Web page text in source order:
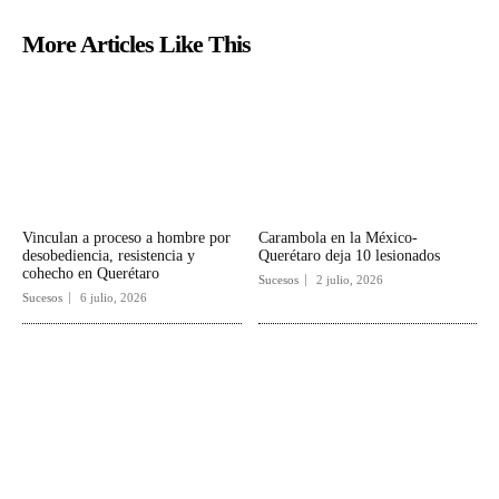
More Articles Like This
Vinculan a proceso a hombre por
desobediencia, resistencia y
cohecho en Querétaro
Sucesos 6 julio, 2026
Carambola en la México-
Querétaro deja 10 lesionados
Sucesos 2 julio, 2026